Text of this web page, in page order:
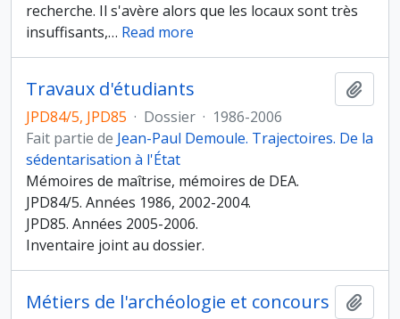
recherche. Il s'avère alors que les locaux sont très
insuffisants,… Read more
Travaux d'étudiants
JPD84/5, JPD85 · Dossier · 1986-2006
Fait partie de Jean-Paul Demoule. Trajectoires. De la
sédentarisation à l'État
Mémoires de maîtrise, mémoires de DEA.
JPD84/5. Années 1986, 2002-2004.
JPD85. Années 2005-2006.
Inventaire joint au dossier.
Métiers de l'archéologie et concours